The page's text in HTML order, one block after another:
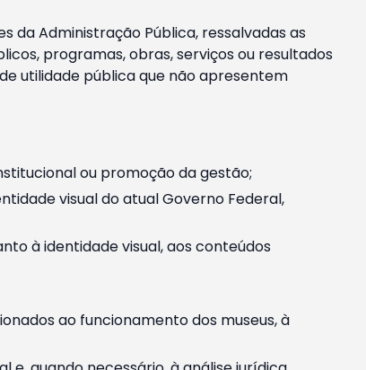
da Administração Pública, ressalvadas as
programas, obras, serviços ou resultados
utilidade pública que não apresentem
ou promoção da gestão;
visual do atual Governo Federal,
à identidade visual, aos conteúdos
ao funcionamento dos museus, à